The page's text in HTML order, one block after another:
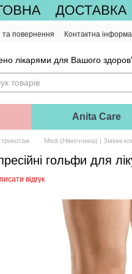
та повернення Контактна
лікарями для Вашого
Anita Care
Medi (Німеччина) | Змінні
гольфи для
відгук